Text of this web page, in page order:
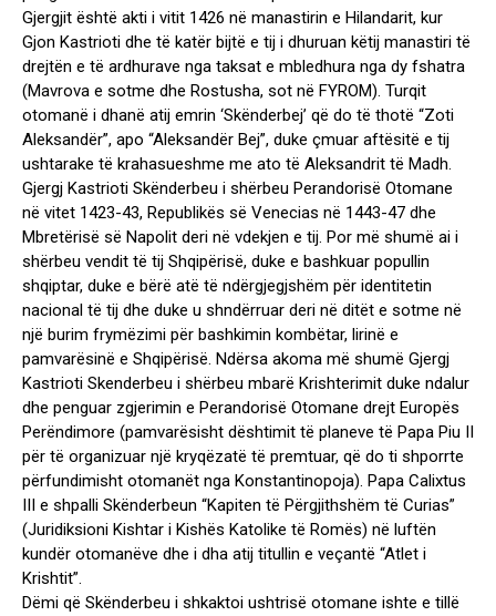
Gjergjit është akti i vitit 1426 në manastirin e Hilandarit, kur
Gjon Kastrioti dhe të katër bijtë e tij i dhuruan këtij manastiri të
drejtën e të ardhurave nga taksat e mbledhura nga dy fshatra
(Mavrova e sotme dhe Rostusha, sot në FYROM). Turqit
otomanë i dhanë atij emrin ‘Skënderbej’ që do të thotë “Zoti
Aleksandër”, apo “Aleksandër Bej”, duke çmuar aftësitë e tij
ushtarake të krahasueshme me ato të Aleksandrit të Madh.
Gjergj Kastrioti Skënderbeu i shërbeu Perandorisë Otomane
në vitet 1423-43, Republikës së Venecias në 1443-47 dhe
Mbretërisë së Napolit deri në vdekjen e tij. Por më shumë ai i
shërbeu vendit të tij Shqipërisë, duke e bashkuar popullin
shqiptar, duke e bërë atë të ndërgjegjshëm për identitetin
nacional të tij dhe duke u shndërruar deri në ditët e sotme në
një burim frymëzimi për bashkimin kombëtar, lirinë e
pamvarësinë e Shqipërisë. Ndërsa akoma më shumë Gjergj
Kastrioti Skenderbeu i shërbeu mbarë Krishterimit duke ndalur
dhe penguar zgjerimin e Perandorisë Otomane drejt Europës
Perëndimore (pamvarësisht dështimit të planeve të Papa Piu II
për të organizuar një kryqëzatë të premtuar, që do ti shporrte
përfundimisht otomanët nga Konstantinopoja). Papa Calixtus
III e shpalli Skënderbeun “Kapiten të Përgjithshëm të Curias”
(Juridiksioni Kishtar i Kishës Katolike të Romës) në luftën
kundër otomanëve dhe i dha atij titullin e veçantë “Atlet i
Krishtit”.
Dëmi që Skënderbeu i shkaktoi ushtrisë otomane ishte e tillë